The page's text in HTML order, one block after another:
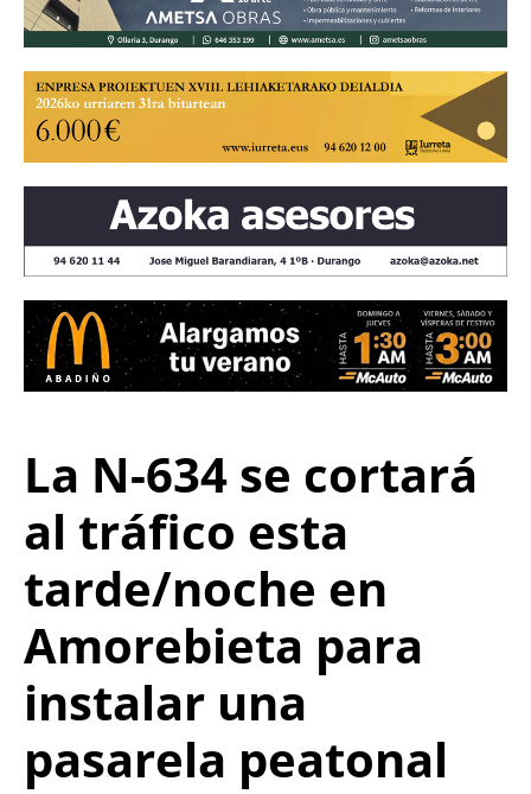
La N-634 se cortará
al tráfico esta
tarde/noche en
Amorebieta para
instalar una
pasarela peatonal